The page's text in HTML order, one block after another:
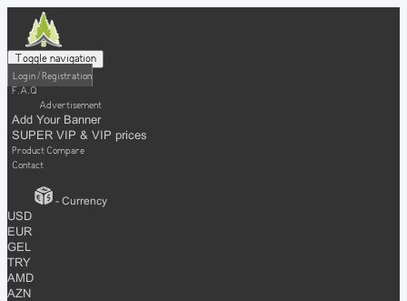
Toggle navigation
Login / Registration
F.A.Q
Advertisement
Add Your Banner
SUPER VIP & VIP prices
Product Compare
Contact
- Currency
USD
EUR
GEL
TRY
AMD
AZN